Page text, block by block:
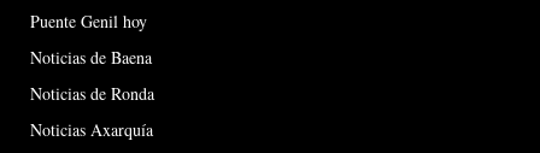
Puente Genil hoy
Noticias de Baena
Noticias de Ronda
Noticias Axarquía